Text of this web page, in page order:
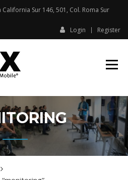
California Sur 146, 501, Col. Roma Sur​
Login Register
CAPACITACIÓN